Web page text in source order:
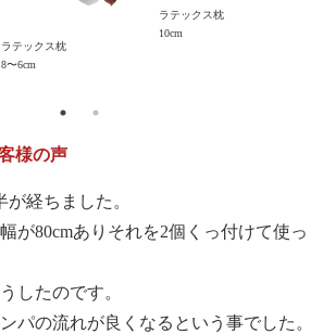
ラテックス枕
8〜6cm
ラテックス枕
10cm
様の声
経ちました。
が80cmありそれを2個くっ付けて使っ
したのです。
パの流れが良くなるという事でした。